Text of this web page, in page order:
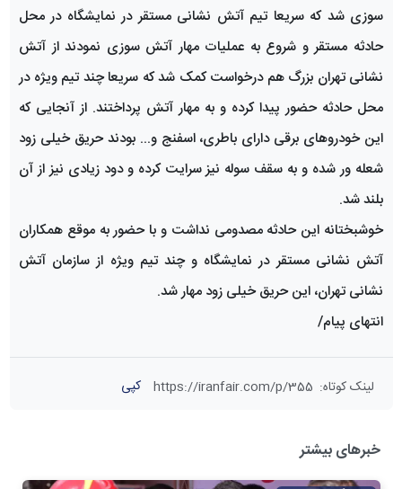
سوزی شد که سریعا تیم آتش نشانی مستقر در نمایشگاه در محل
حادثه مستقر و شروع به عملیات مهار آتش سوزی نمودند از آتش
نشانی تهران بزرگ هم درخواست کمک شد که سریعا چند تیم ویژه در
محل حادثه حضور پیدا کرده و به مهار آتش پرداختند. از آنجایی که
این خودروهای برقی دارای باطری، اسفنج و... بودند حریق خیلی زود
شعله ور شده و به سقف سوله نیز سرایت کرده و دود زیادی نیز از آن
بلند شد.
خوشبختانه این حادثه مصدومی نداشت و با حضور به موقع همکاران
آتش نشانی مستقر در نمایشگاه و چند تیم ویژه از سازمان آتش
نشانی تهران، این حریق خیلی زود مهار شد.
انتهای پیام/
لینک کوتاه:
https://iranfair.com/p/355 کپی
خبرهای بیشتر